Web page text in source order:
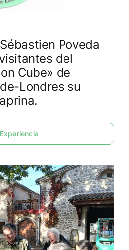
Poveda
del
Cube» de
Londres su